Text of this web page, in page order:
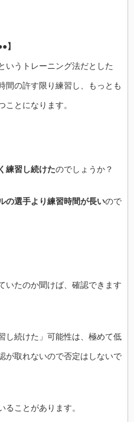
】
いうトレーニング法だとした
間の許す限り練習し、もっとも
とになります。
練習し続けたのでしょうか？
の選手より練習時間が長いので
いたのか聞けば、確認できます
し続けた」可能性は、極めて低
が取れないので否定はしないで
ることがあります。